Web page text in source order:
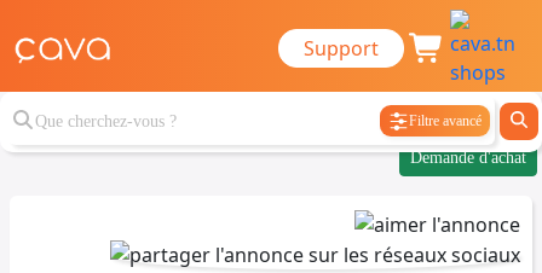
Support
Filtre avancé
Demande d'achat